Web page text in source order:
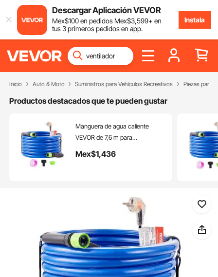
Descargar Aplicación VEVOR
Mex$100en pedidos Mex$3,599+ en
tus 3 primeros pedidos en app.
Instala
Inicio Auto & Moto Suministros para Vehículos Recreativos Piezas para
Productos destacados que te pueden gustar
Manguera de agua caliente
VEVOR de 7,6 m para
hasta -45 °F, autorregulable,
Mex$1,436